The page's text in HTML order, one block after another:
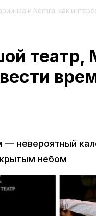
и Nemra: как
театр,
невероятный
небом